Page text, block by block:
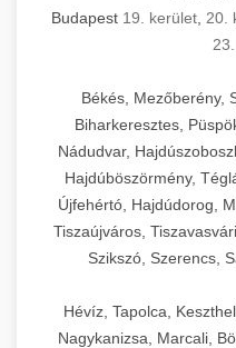
Budapest 19. kerület 20.
Békés, Mezőberény,
Biharkeresztes,
Nádudvar,
Hajdúböszörmény,
Újfehértó, Hajdúdorog,
Tiszaújváros,
Szikszó, Szerencs,
Hévíz, Tapolca,
Nagykanizsa, Marcali,